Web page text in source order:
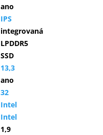
ano
IPS
integrovaná
LPDDR5
SSD
13,3
ano
32
Intel
Intel
1,9